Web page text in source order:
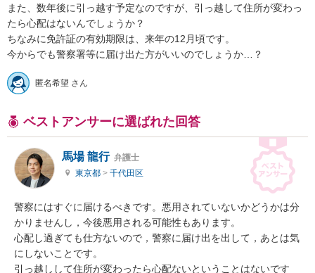
また、数年後に引っ越す予定なのですが、引っ越して住所が変わっ
たら心配はないんでしょうか？
ちなみに免許証の有効期限は、来年の12月頃です。
今からでも警察署等に届け出た方がいいのでしょうか…？
匿名希望 さん
ベストアンサーに選ばれた回答
馬場 龍行 弁護士
東京都 > 千代田区
警察にはすぐに届けるべきです。悪用されていないかどうかは分
かりませんし，今後悪用される可能性もあります。
心配し過ぎても仕方ないので，警察に届け出を出して，あとは気
にしないことです。
引っ越しして住所が変わったら心配ないということはないです